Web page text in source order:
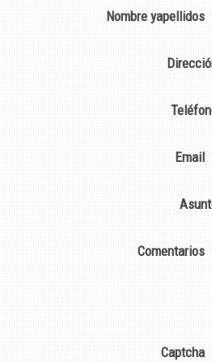
Nombre yapellidos
Email
Comentarios
Captcha